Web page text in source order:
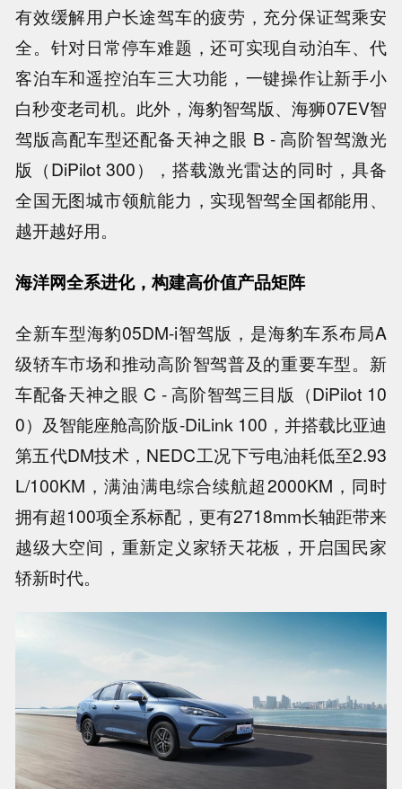
有效缓解用户长途驾车的疲劳，充分保证驾乘安
全。针对日常停车难题，还可实现自动泊车、代
客泊车和遥控泊车三大功能，一键操作让新手小
白秒变老司机。此外，海豹智驾版、海狮07EV智
驾版高配车型还配备天神之眼 B - 高阶智驾激光
版（DiPilot 300），搭载激光雷达的同时，具备
全国无图城市领航能力，实现智驾全国都能用、
越开越好用。
海洋网全系进化，构建高价值产品矩阵
全新车型海豹05DM-i智驾版，是海豹车系布局A
级轿车市场和推动高阶智驾普及的重要车型。新
车配备天神之眼 C - 高阶智驾三目版（DiPilot 10
0）及智能座舱高阶版-DiLink 100，并搭载比亚迪
第五代DM技术，NEDC工况下亏电油耗低至2.93
L/100KM，满油满电综合续航超2000KM，同时
拥有超100项全系标配，更有2718mm长轴距带来
越级大空间，重新定义家轿天花板，开启国民家
轿新时代。